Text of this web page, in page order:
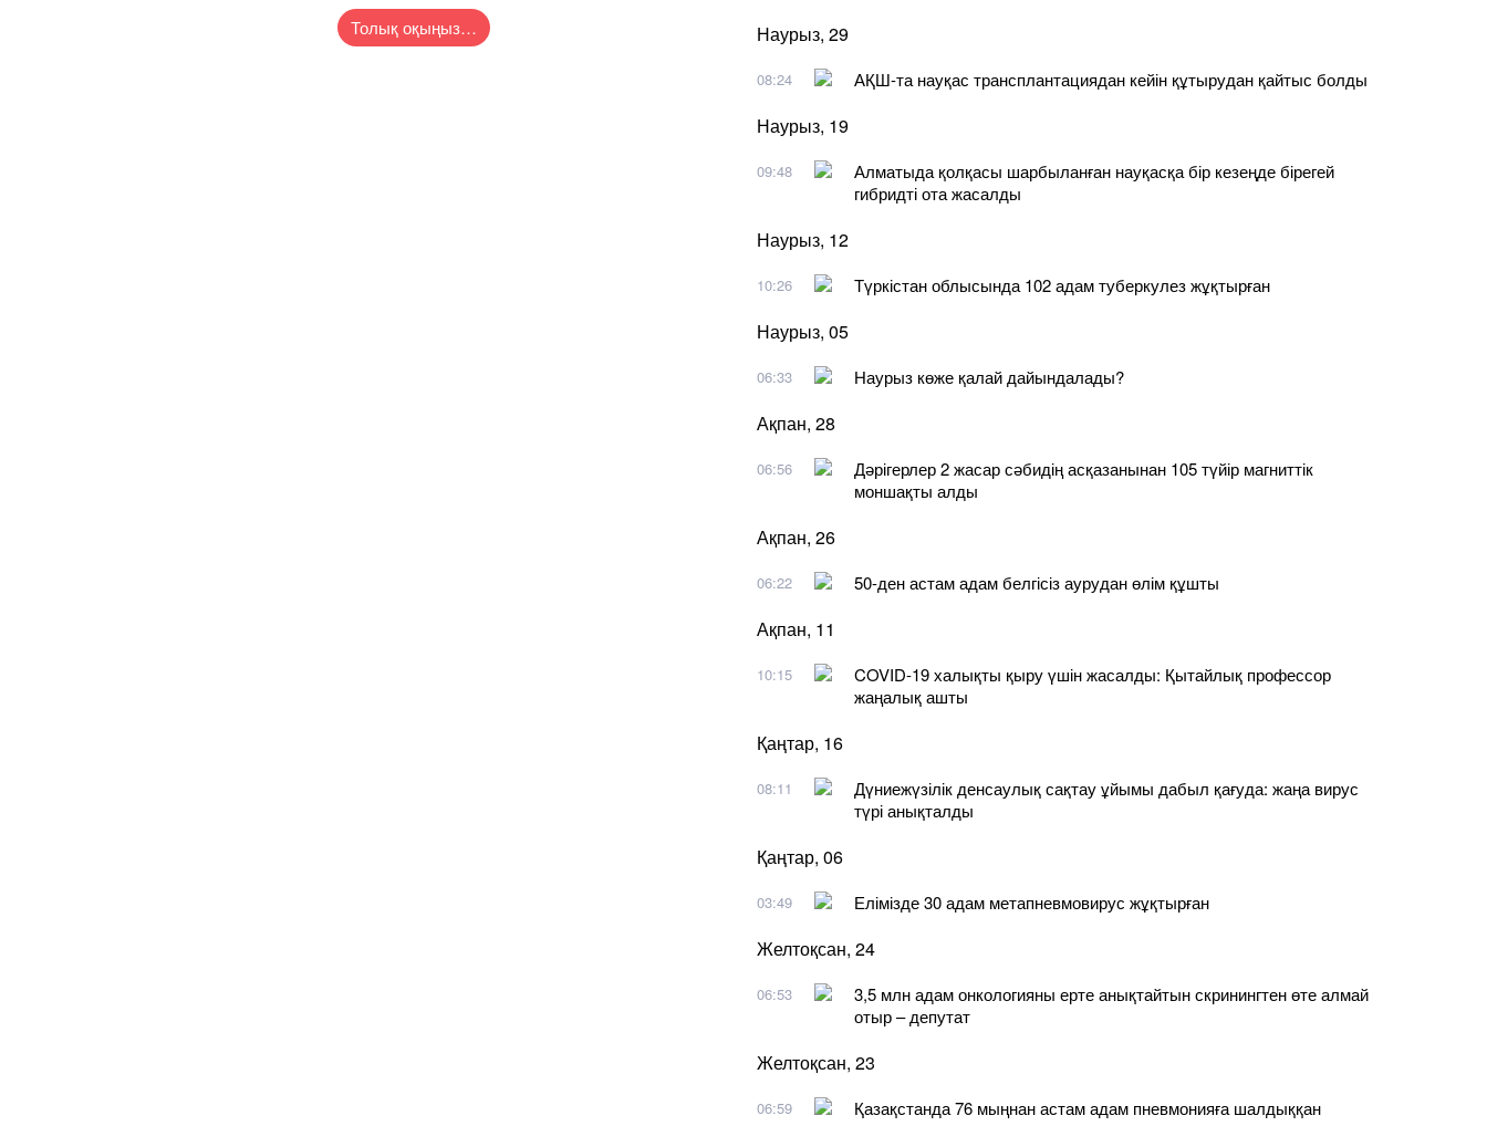
Толық оқыңыз… Наурыз, 29
08:24 АҚШ-та науқас трансплантациядан кейін құтырудан қайтыс болды
Наурыз, 19
09:48
Алматыда қолқасы шарбыланған науқасқа бір кезеңде бірегей
гибридті ота жасалды
Наурыз, 12
10:26 Түркістан облысында 102 адам туберкулез жұқтырған
Наурыз, 05
06:33 Наурыз көже қалай дайындалады?
Ақпан, 28
06:56
Дәрігерлер 2 жасар сәбидің асқазанынан 105 түйір магниттік
моншақты алды
Ақпан, 26
06:22 50-ден астам адам белгісіз аурудан өлім құшты
Ақпан, 11
10:15
COVID-19 халықты қыру үшін жасалды: Қытайлық профессор
жаңалық ашты
Қаңтар, 16
08:11
Дүниежүзілік денсаулық сақтау ұйымы дабыл қағуда: жаңа вирус
түрі анықталды
Қаңтар, 06
03:49 Елімізде 30 адам метапневмовирус жұқтырған
Желтоқсан, 24
06:53
3,5 млн адам онкологияны ерте анықтайтын скринингтен өте алмай
отыр – депутат
Желтоқсан, 23
06:59 Қазақстанда 76 мыңнан астам адам пневмонияға шалдыққан